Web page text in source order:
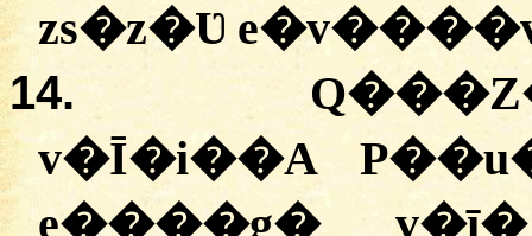
zs�z�Ʋ
14.
v�Ī�i��A
e����g�